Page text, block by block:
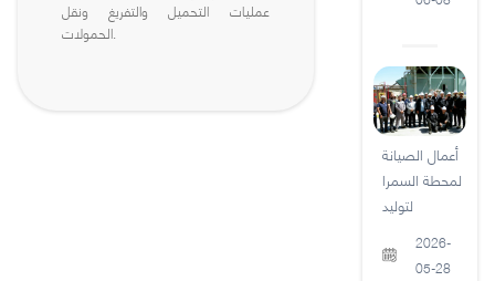
أعمال الصيانة
لمحطة السمرا
لتوليد
2026-
05-28
عمليات التحميل والتفريغ ونقل
الحمولات.